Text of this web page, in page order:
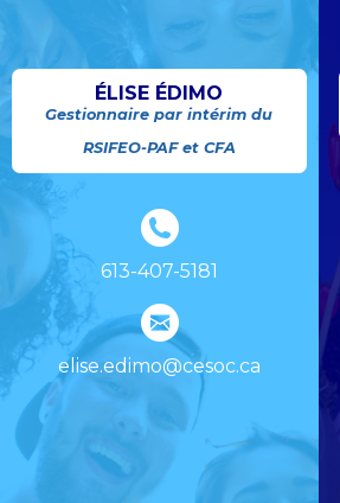
ÉLISE ÉDIMO
Gestionnaire par intérim du
RSIFEO-PAF et CFA
613-407-5181
elise.edimo@cesoc.ca